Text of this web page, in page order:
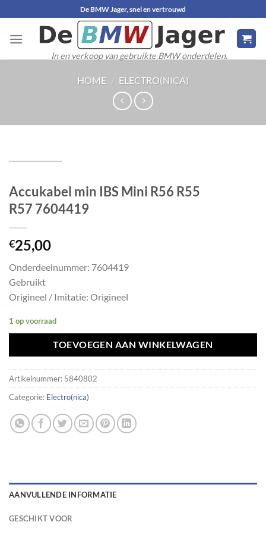
naar
inhoud
De BMW Jager, snel en vertrouwd
In en verkoop van gebruikte BMW onderdelen.
HOME / ELECTRO(NICA)
Accukabel min IBS Mini R56 R55
R57 7604419
€25,00
Onderdeelnummer: 7604419
Gebruikt
Origineel / Imitatie: Origineel
1 op voorraad
TOEVOEGEN AAN WINKELWAGEN
Artikelnummer: 5840802
Categorie: Electro(nica)
AANVULLENDE INFORMATIE
GESCHIKT VOOR